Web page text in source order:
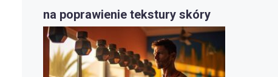
na poprawienie tekstury skóry